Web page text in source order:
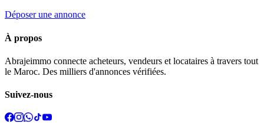
Déposer une annonce
À propos
Abrajeimmo connecte acheteurs, vendeurs et locataires à travers tout
le Maroc. Des milliers d'annonces vérifiées.
Suivez-nous